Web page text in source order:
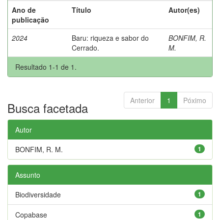
Ano de
publicação
Título Autor(es)
2024
Baru: riqueza e sabor do
Cerrado.
BONFIM, R.
M.
Resultado 1-1 de 1.
Anterior 1 Póximo
Busca facetada
Autor
1
BONFIM, R. M.
Assunto
1
Biodiversidade
1
Copabase